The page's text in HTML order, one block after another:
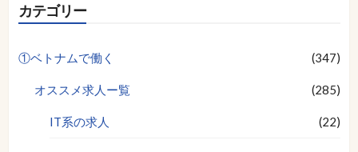
カテゴリー
①ベトナムで働く (347)
オススメ求人ー覧 (285)
IT系の求人 (22)